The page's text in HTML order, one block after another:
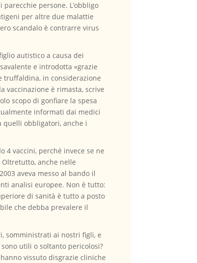
persone. L’obbligo
per altre due malattie
scandalo è contrarre virus
autistico a causa dei
e introdotta «grazie
truffaldina, in considerazione
vaccinazione è rimasta, scrive
scopo di gonfiare la spesa
informati dai medici
quelli obbligatori, anche i
4 vaccini, perché invece se ne
anche nelle
aveva messo al bando il
analisi europee. Non è tutto:
di sanità è tutto a posto
che debba prevalere il
somministrati ai nostri figli, e
utili o soltanto pericolosi?
vissuto disgrazie cliniche